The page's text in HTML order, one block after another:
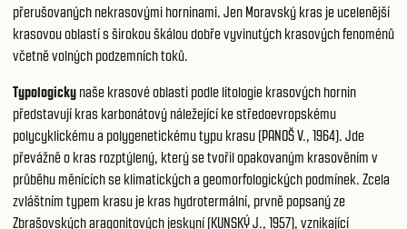
přerušovaných nekrasovými horninami. Jen Moravský kras je ucelenější
krasovou oblastí s širokou škálou dobře vyvinutých krasových fenoménů
včetně volných podzemních toků.
Typologicky naše krasové oblasti podle litologie krasových hornin
představují kras karbonátový náležející ke středoevropskému
polycyklickému a polygenetickému typu krasu (PANOŠ V., 1964). Jde
převážně o kras rozptýlený, který se tvořil opakovaným krasověním v
průběhu měnících se klimatických a geomorfologických podmínek. Zcela
zvláštním typem krasu je kras hydrotermální, prvně popsaný ze
Zbrašovských aragonitových jeskyní (KUNSKÝ J., 1957), vznikající